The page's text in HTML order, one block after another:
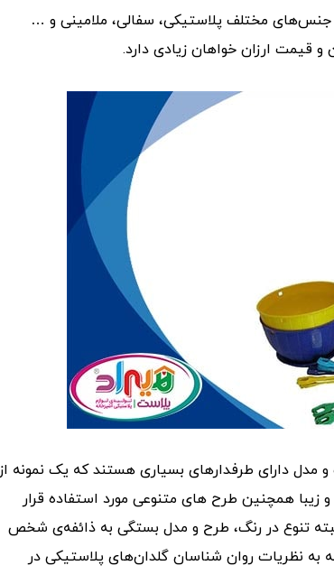
مختلف پلاستیکی، سفالی، ملامینی و …
قیمت ارزان خواهان زیادی دارد.
مدل دارای طرفدار‌های بسیاری هستند که یک نمونه از
همچنین طرح ‌های متنوعی مورد استفاده قرار
تنوع در رنگ، طرح و مدل بستگی به ذائفه‌ی شخص
به نظریات روان شناسان گلدان‌های پلاستیکی در